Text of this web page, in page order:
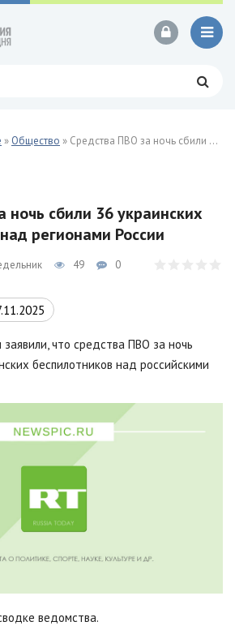
» Общество » Средства ПВО за ночь сбили 36 украинских беспилотников над регионами России
ночь сбили 36 украинских
регионами России
49 0
что средства ПВО за ночь
беспилотников над российскими
ведомства.